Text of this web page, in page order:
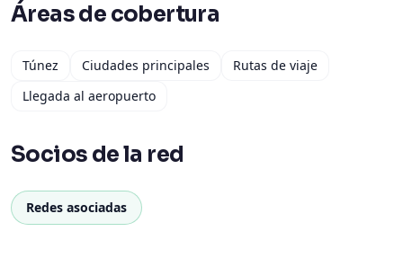
Áreas de cobertura
Túnez Ciudades principales
Rutas de viaje
Llegada al aeropuerto
Socios de la red
Redes asociadas